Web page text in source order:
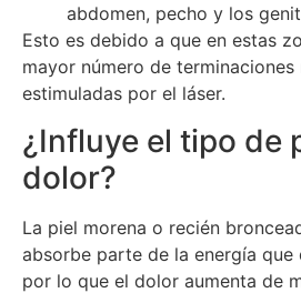
abdomen, pecho y los
Esto es debido a que en estas
mayor número de
estimuladas por el láser.
¿Influye el tipo de
dolor?
La piel morena o recién
absorbe parte de la energía
por lo que el dolor aumenta de